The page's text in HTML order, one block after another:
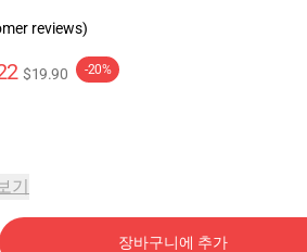
reviews)
$19.90 -20%
기
장바구니에 추가